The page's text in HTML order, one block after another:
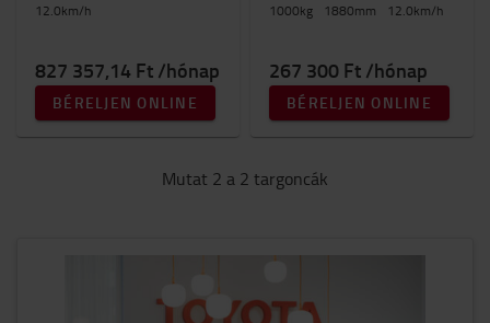
12.0km/h
827 357,14 Ft /hónap
BÉRELJEN ONLINE
1000kg 1880mm 12.0km/h
267 300 Ft /hónap
BÉRELJEN ONLINE
Mutat 2 a 2 targoncák